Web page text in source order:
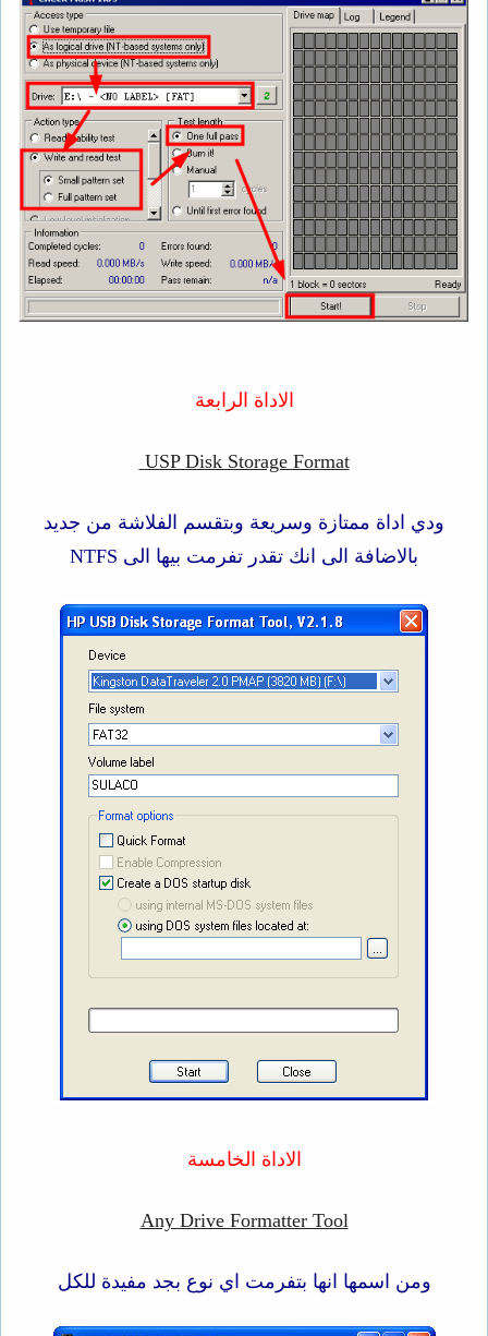
الاداة الرابعة
USP Disk Storage Format
ودي اداة ممتازة وسريعة وبتقسم الفلاشة من جديد
بالاضافة الى انك تقدر تفرمت بيها الى NTFS
الاداة الخامسة
Any Drive Formatter Tool
ومن اسمها انها بتفرمت اي نوع بجد مفيدة للكل